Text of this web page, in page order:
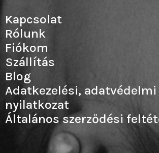
Kapcsolat
Rólunk
Fiókom
Szállítás
Blog
Adatkezelési, adatvédelmi
nyilatkozat
Általános szerződési